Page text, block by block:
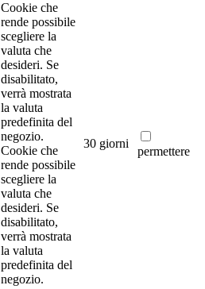
Cookie che
rende possibile
scegliere la
valuta che
desideri. Se
disabilitato,
verrà mostrata
la valuta
predefinita del
negozio.
Cookie che
rende possibile
scegliere la
valuta che
desideri. Se
disabilitato,
verrà mostrata
la valuta
predefinita del
negozio.
30 giorni
permettere